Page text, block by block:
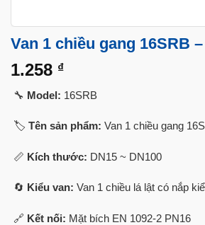
Van 1 chiều gang 16SRB
1.258 ₫
🔧 Model: 16SRB
🏷️ Tên sản phẩm: Van 1 chiều gang
📏 Kích thước: DN15 ~ DN100
🔄 Kiểu van: Van 1 chiều lá lật có nắp
🔗 Kết nối: Mặt bích EN 1092-2 PN16